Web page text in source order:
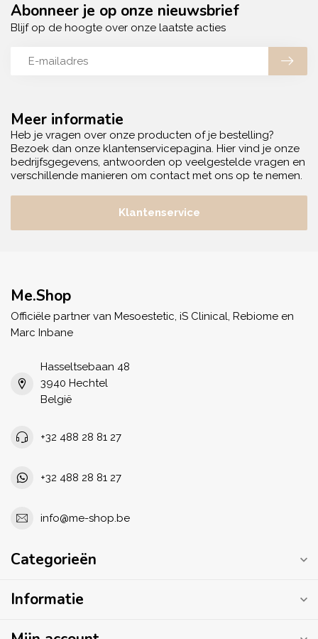
Meer informatie
Heb je vragen over onze producten of je bestelling?
Bezoek dan onze klantenservicepagina. Hier vind je onze
bedrijfsgegevens, antwoorden op veelgestelde vragen en
verschillende manieren om contact met ons op te nemen.
Klantenservice
Abonneer je op onze nieuwsbrief
Blijf op de hoogte over onze laatste acties
Me.Shop
Officiële partner van Mesoestetic, iS Clinical, Rebiome en
Marc Inbane
Hasseltsebaan 48
3940 Hechtel
België
+32 488 28 81 27
+32 488 28 81 27
info@me-shop.be
Categorieën
Informatie